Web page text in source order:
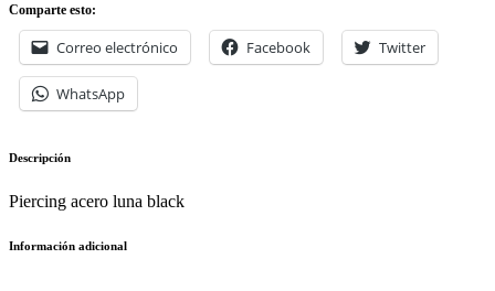
Comparte esto:
Correo electrónico Facebook Twitter
WhatsApp
Descripción
Piercing acero luna black
Información adicional